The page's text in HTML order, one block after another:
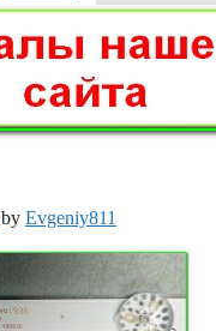
by Evgeniy811